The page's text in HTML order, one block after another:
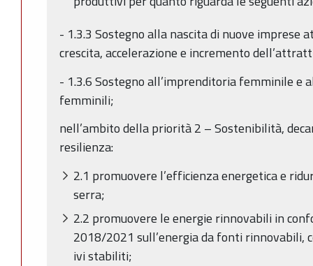
- 1.3.3 Sostegno alla nascita di nuove imprese
crescita, accelerazione e incremento
- 1.3.6 Sostegno all’imprenditoria femminile e
femminili;
nell’ambito della priorità 2 – Sostenibilità,
resilienza:
2.1 promuovere l’efficienza energetica e
serra;
2.2 promuovere le energie rinnovabili in
2018/2021 sull’energia da fonti rinnovabili,
ivi stabiliti;